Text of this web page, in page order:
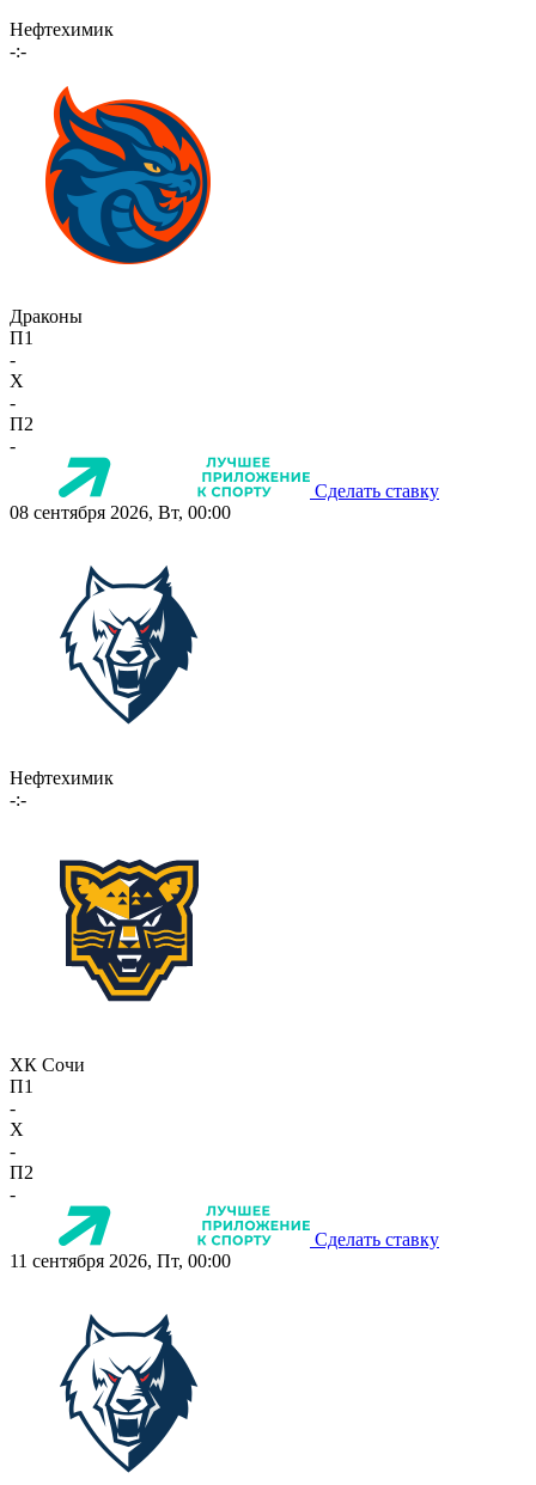
Нефтехимик
-:-
Драконы
П1
-
X
-
П2
-
Сделать ставку
08 сентября 2026, Вт, 00:00
Нефтехимик
-:-
ХК Сочи
П1
-
X
-
П2
-
Сделать ставку
11 сентября 2026, Пт, 00:00